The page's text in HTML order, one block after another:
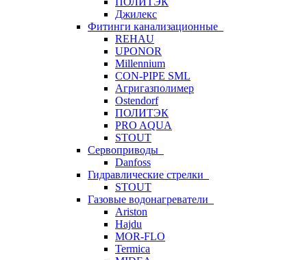
Джилекс
Фитинги канализационные
REHAU
UPONOR
Millennium
CON-PIPE SML
Агригазполимер
Ostendorf
ПОЛИТЭК
PRO AQUA
STOUT
Сервоприводы
Danfoss
Гидравлические стрелки
STOUT
Газовые водонагреватели
Ariston
Hajdu
MOR-FLO
Termica